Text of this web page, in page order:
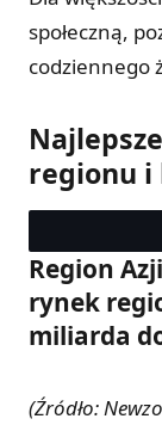
społeczną,
codziennego
regionu i
Region
rynek
miliarda
(Źródło: